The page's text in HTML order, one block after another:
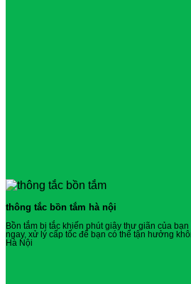
thông tắc bồn tắm hà nội
Bồn tắm bị tắc khiến phút giây thư giãn của
ngay, xử lý cấp tốc để bạn có thể tận hưởng
Hà Nội